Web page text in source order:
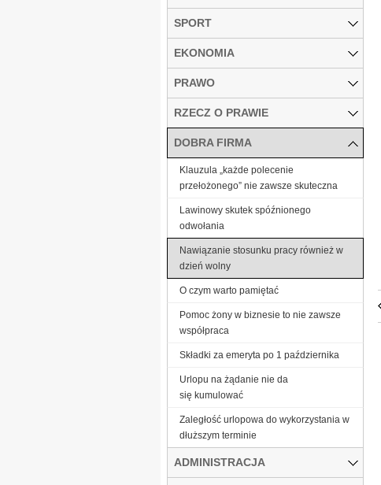
SPORT
EKONOMIA
PRAWO
RZECZ O PRAWIE
DOBRA FIRMA
Klauzula „każde polecenie
przełożonego” nie zawsze skuteczna
Lawinowy skutek spóźnionego
odwołania
Nawiązanie stosunku pracy również w
dzień wolny
O czym warto pamiętać
Pomoc żony w biznesie to nie zawsze
współpraca
Składki za emeryta po 1 października
Urlopu na żądanie nie da
się kumulować
Zaległość urlopowa do wykorzystania w
dłuższym terminie
ADMINISTRACJA